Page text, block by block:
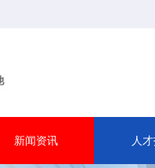
新闻资讯 人